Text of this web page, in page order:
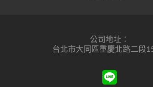
公司地址：
台北市大同區重慶北路二段